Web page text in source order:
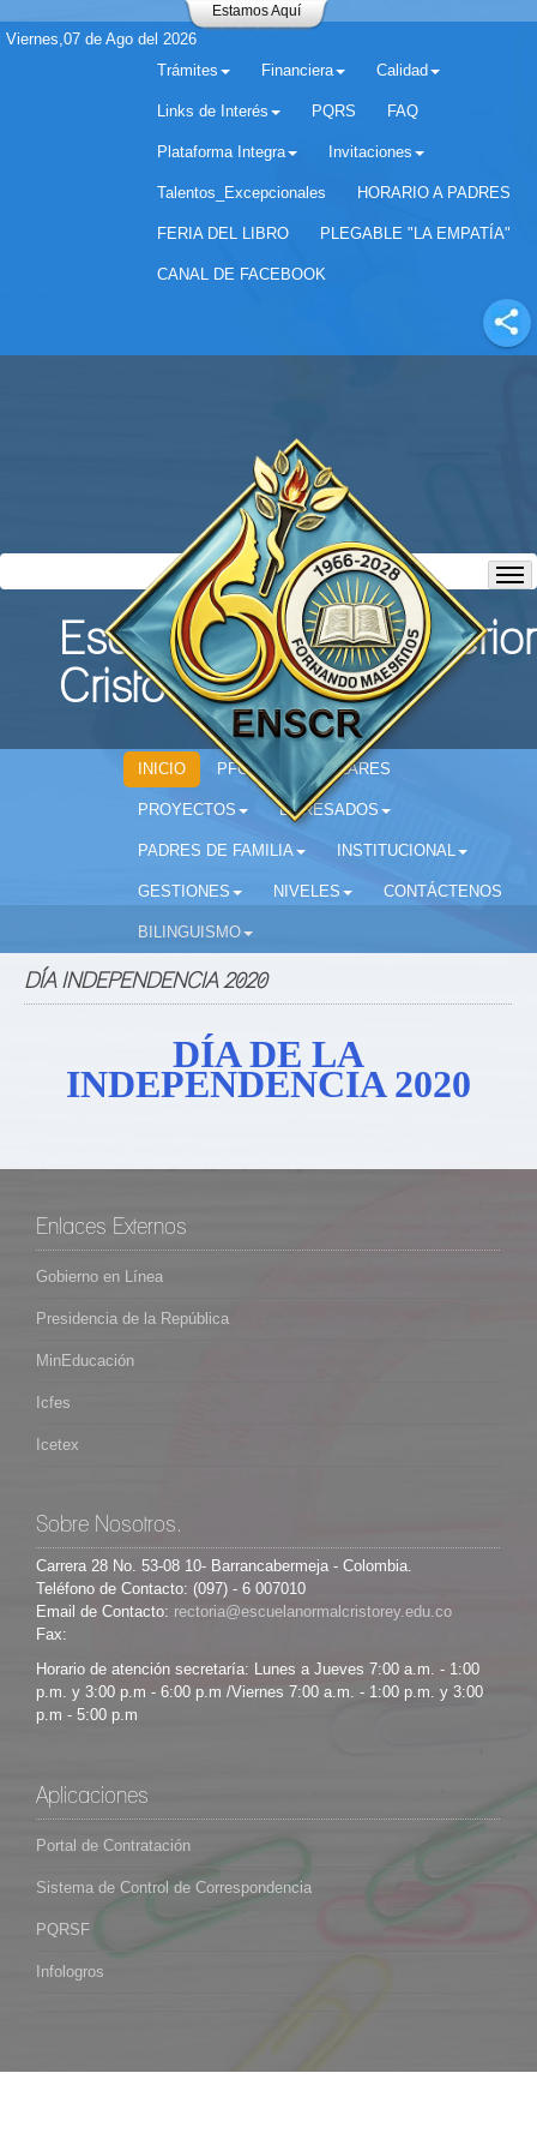
Estamos Aquí
Viernes,07 de Ago del 2026
Trámites
Financiera Calidad
Links de Interés PQRS FAQ
Plataforma Integra Invitaciones
Talentos_Excepcionales HORARIO A PADRES
FERIA DEL LIBRO PLEGABLE "LA EMPATÍA"
CANAL DE FACEBOOK
Escuela Normal Superior
Cristo Rey
INICIO PFC CIRCULARES
PROYECTOS EGRESADOS
PADRES DE FAMILIA INSTITUCIONAL
GESTIONES NIVELES CONTÁCTENOS
BILINGUISMO
DÍA INDEPENDENCIA 2020
DÍA DE LA
INDEPENDENCIA 2020
Enlaces Externos
Gobierno en Línea
Presidencia de la República
MinEducación
Icfes
Icetex
Sobre Nosotros.
Carrera 28 No. 53-08 10- Barrancabermeja - Colombia.
Teléfono de Contacto: (097) - 6 007010
Email de Contacto:
Fax:
Horario de atención secretaría: Lunes a Jueves 7:00 a.m. - 1:00
p.m. y 3:00 p.m - 6:00 p.m /Viernes 7:00 a.m. - 1:00 p.m. y 3:00
p.m - 5:00 p.m
Aplicaciones
Portal de Contratación
Sistema de Control de Correspondencia
PQRSF
Infologros